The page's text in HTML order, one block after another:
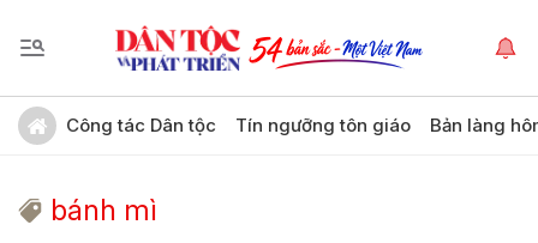
Công tác Dân tộc Tín ngưỡng tôn giáo Bản làng
bánh mì